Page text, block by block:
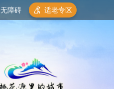
无障碍 适老专区